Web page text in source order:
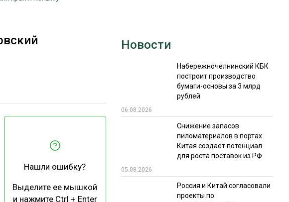
WOODEX-2021
СУШКА ДРЕВЕСИНЫ
Нашли ошибку?
Выделите ее мышкой
и нажмите Ctrl + Enter
Новости
Набережночелнинский КБК
построит производство
бумаги-основы за 3 млрд
рублей
06.08.2026
Снижение запасов
пиломатериалов в портах
Китая создаёт потенциал
для роста поставок из РФ
05.08.2026
Россия и Китай согласовали
проекты по